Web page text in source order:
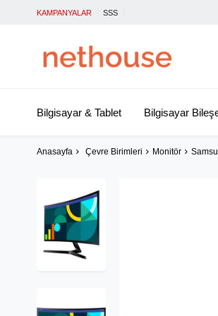
KAMPANYALAR SSS
Bilgisayar & Tablet Bilgisayar
Anasayfa Çevre Birimleri Monitör